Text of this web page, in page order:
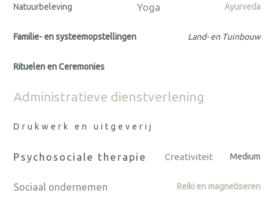
Natuurbeleving Yoga Ayurveda
Familie- en systeemopstellingen Land- en Tuinbouw
Rituelen en Ceremonies
Administratieve dienstverlening
Drukwerk en uitgeverij
Psychosociale therapie Creativiteit Medium
Sociaal ondernemen Reiki en magnetiseren